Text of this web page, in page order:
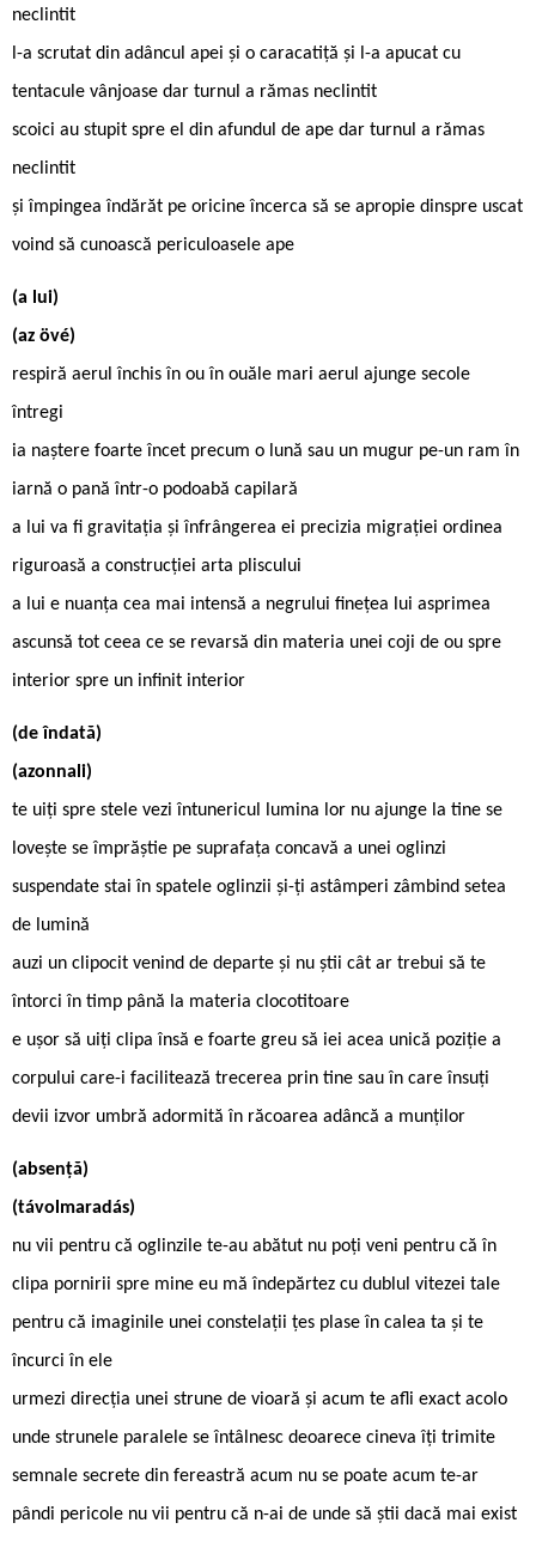
neclintit
l-a scrutat din adâncul apei și o caracatiţă și l-a apucat cu
tentacule vânjoase dar turnul a rămas neclintit
scoici au stupit spre el din afundul de ape dar turnul a rămas
neclintit
și împingea îndărăt pe oricine încerca să se apropie dinspre uscat
voind să cunoască periculoasele ape
(a lui)
(az övé)
respiră aerul închis în ou în ouăle mari aerul ajunge secole
întregi
ia naștere foarte încet precum o lună sau un mugur pe-un ram în
iarnă o pană într-o podoabă capilară
a lui va fi gravitaţia și înfrângerea ei precizia migraţiei ordinea
riguroasă a construcţiei arta pliscului
a lui e nuanţa cea mai intensă a negrului fineţea lui asprimea
ascunsă tot ceea ce se revarsă din materia unei coji de ou spre
interior spre un infinit interior
(de îndată)
(azonnali)
te uiţi spre stele vezi întunericul lumina lor nu ajunge la tine se
lovește se împrăștie pe suprafaţa concavă a unei oglinzi
suspendate stai în spatele oglinzii și-ţi astâmperi zâmbind setea
de lumină
auzi un clipocit venind de departe și nu știi cât ar trebui să te
întorci în timp până la materia clocotitoare
e ușor să uiţi clipa însă e foarte greu să iei acea unică poziţie a
corpului care-i facilitează trecerea prin tine sau în care însuţi
devii izvor umbră adormită în răcoarea adâncă a munţilor
(absenţă)
(távolmaradás)
nu vii pentru că oglinzile te-au abătut nu poţi veni pentru că în
clipa pornirii spre mine eu mă îndepărtez cu dublul vitezei tale
pentru că imaginile unei constelaţii ţes plase în calea ta și te
încurci în ele
urmezi direcţia unei strune de vioară și acum te afli exact acolo
unde strunele paralele se întâlnesc deoarece cineva îţi trimite
semnale secrete din fereastră acum nu se poate acum te-ar
pândi pericole nu vii pentru că n-ai de unde să știi dacă mai exist